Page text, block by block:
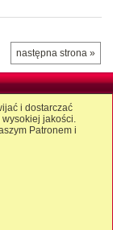
następna strona »
i dostarczać
jakości.
Patronem i